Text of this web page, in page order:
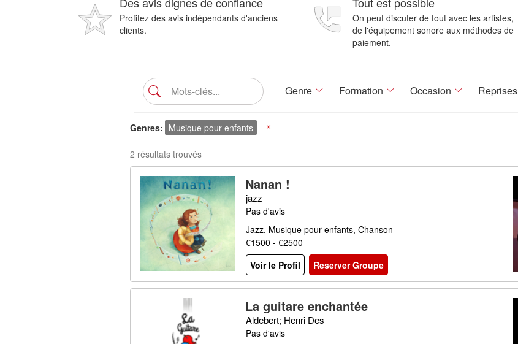
Profitez des avis indépendants d'anciens
clients.
On peut discuter de tout avec les artistes,
de l'équipement sonore aux méthodes de
paiement.
Genre Formation Occasion Reprises
Genres Musique pour enfants
2 résultats trouvés
Nanan !
jazz
Pas d'avis
Jazz, Musique pour enfants, Chanson
€1500 - €2500
Voir le Profil
Reserver Groupe
La guitare enchantée
Aldebert; Henri Des
Pas d'avis